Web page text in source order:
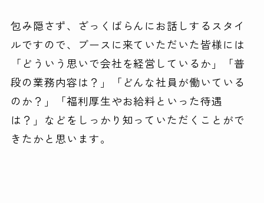
包み隠さず、ざっくばらんにお話しするスタイ
ルですので、ブースに来ていただいた皆様には
「どういう思いで会社を経営しているか」「普
段の業務内容は？」「どんな社員が働いている
のか？」「福利厚生やお給料といった待遇
は？」などをしっかり知っていただくことがで
きたかと思います。